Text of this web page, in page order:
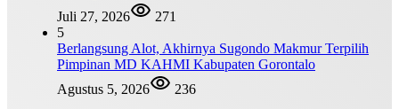
Juli 27, 2026
271
5
Berlangsung Alot, Akhirnya Sugondo Makmur Terpilih
Pimpinan MD KAHMI Kabupaten Gorontalo
Agustus 5, 2026
236